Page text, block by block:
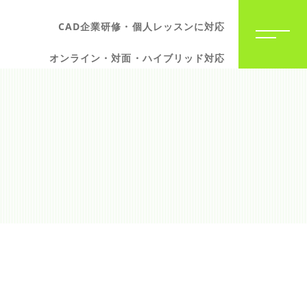
CAD企業研修・個人レッスンに対応
オンライン・対面・ハイブリッド対応